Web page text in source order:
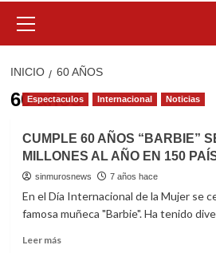
principal
INICIO 60 AÑOS
60 años
Espectaculos Internacional Noticias
CUMPLE 60 AÑOS “BARBIE”
MILLONES AL AÑO EN 150
sinmurosnews 7 años hace
En el Día Internacional de la Mujer se
famosa muñeca "Barbie". Ha tenido
Leer másRead